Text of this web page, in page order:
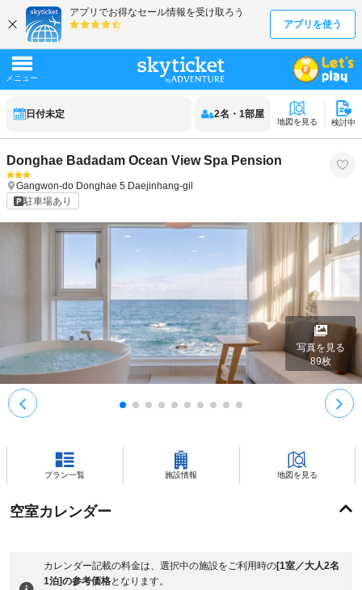
日付未定 2名 ・ 1部屋
地図を見る 検討中
Donghae Badadam Ocean View Spa Pension
Gangwon-do Donghae 5 Daejinhang-gil
駐車場あり
写真を見る
89枚
プラン一覧 施設情報 地図を見る
空室カレンダー
カレンダー記載の料金は、選択中の施設をご利用時の[1室／大人2名
1泊]の参考価格となります。